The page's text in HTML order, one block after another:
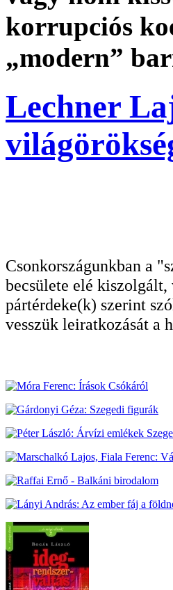
korrupciós
„modern”
Lechner
Csonkországunkban a
becsülete elé
pártérdeke(k) szerint
vesszük leiratkozását a